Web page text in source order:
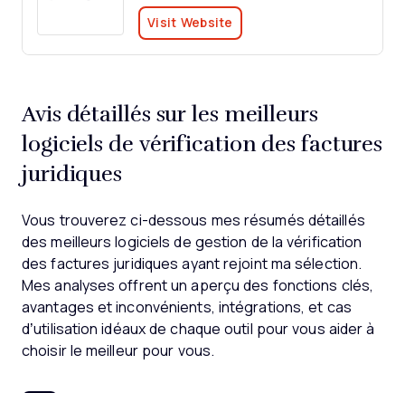
Visit Website
Avis détaillés sur les meilleurs
logiciels de vérification des factures
juridiques
Vous trouverez ci-dessous mes résumés détaillés
des meilleurs logiciels de gestion de la vérification
des factures juridiques ayant rejoint ma sélection.
Mes analyses offrent un aperçu des fonctions clés,
avantages et inconvénients, intégrations, et cas
d’utilisation idéaux de chaque outil pour vous aider à
choisir le meilleur pour vous.